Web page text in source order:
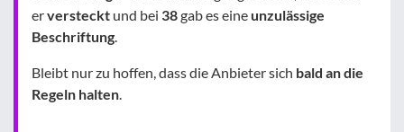
erversteckt und bei 38gab es eine unzulässige
Beschriftung.
Bleibt nur zu hoffen, dass die Anbieter sich bald an die
Regeln halten.